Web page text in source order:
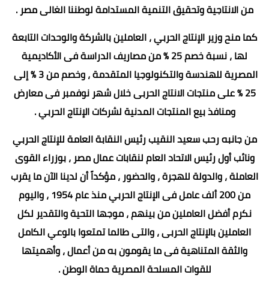
من الانتاجية وتحقيق التنمية المستدامة لوطننا الغالى مصر .
كما منح وزير الإنتاج الحربي ، العاملين بالشركة والوحدات التابعة
لها ، نسبة خصم 25 % من مصاريف الدراسة فى الأكاديمية
المصرية للهندسة والتكنولوجيا المتقدمة ، وخصم من 3 % إلى
25 % على منتجات الانتاج الحربى خلال شهر نوفمبر فى معارض
ومنافذ بيع المنتجات المدنية لشركات الإنتاج الحربي .
من جانبه رحب سعيد النقيب رئيس النقابة العامة للإنتاج الحربي
ونائب أول رئيس الاتحاد العام لنقابات عمال مصر ، بوزراء القوى
العاملة ، والدولة للهجرة ، والحضور ، مؤكداً أن لدينا الآن ما يقرب
من 200 ألف عامل فى الإنتاج الحربي منذ عام 1954 ، واليوم
نكرم أفضل العاملين من بينهم ، موجها التحية والتقدير لكل
العاملين بالإنتاج الحربى ، والتى طالما تمتعوا بالوعي الكامل
والثقة المتناهية فى ما يقومون به من أعمال ، وأهميتها
للقوات المسلحة المصرية حماة الوطن .